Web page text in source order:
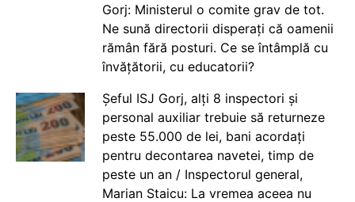
Gorj: Ministerul o comite grav de tot.
Ne sună directorii disperați că oamenii
rămân fără posturi. Ce se întâmplă cu
învățătorii, cu educatorii?
Șeful ISJ Gorj, alți 8 inspectori și
personal auxiliar trebuie să returneze
peste 55.000 de lei, bani acordați
pentru decontarea navetei, timp de
peste un an / Inspectorul general,
Marian Staicu: La vremea aceea nu